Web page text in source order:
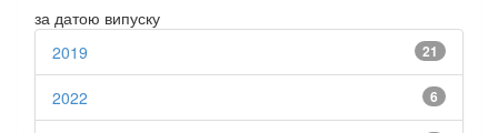
за датою випуску
21
2019
6
2022